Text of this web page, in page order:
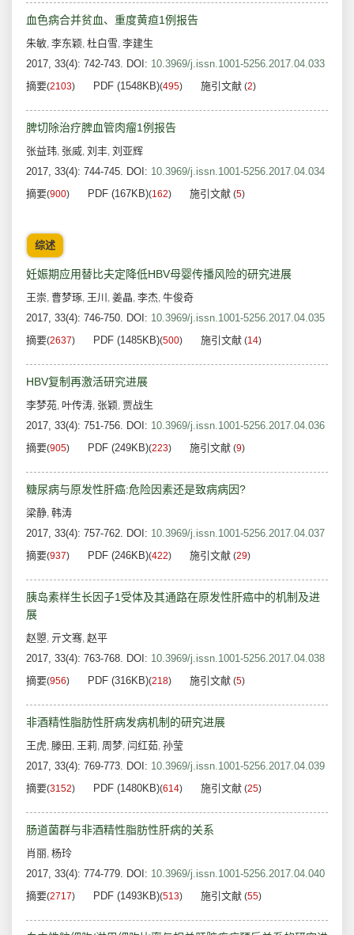
血色病合并贫血、重度黄疸1例报告
朱敏, 李东颖, 杜白雪, 李建生
2017, 33(4): 742-743. DOI: 10.3969/j.issn.1001-5256.2017.04.033
摘要(2103) PDF (1548KB)(495) 施引文献 (2)
脾切除治疗脾血管肉瘤1例报告
张益玮, 张威, 刘丰, 刘亚辉
2017, 33(4): 744-745. DOI: 10.3969/j.issn.1001-5256.2017.04.034
摘要(900) PDF (167KB)(162) 施引文献 (5)
综述
妊娠期应用替比夫定降低HBV母婴传播风险的研究进展
王崇, 曹梦琢, 王川 , 姜晶, 李杰, 牛俊奇
2017, 33(4): 746-750. DOI: 10.3969/j.issn.1001-5256.2017.04.035
摘要(2637) PDF (1485KB)(500) 施引文献 (14)
HBV复制再激活研究进展
李梦苑, 叶传涛, 张颖, 贾战生
2017, 33(4): 751-756. DOI: 10.3969/j.issn.1001-5256.2017.04.036
摘要(905) PDF (249KB)(223) 施引文献 (9)
糖尿病与原发性肝癌:危险因素还是致病病因?
梁静, 韩涛
2017, 33(4): 757-762. DOI: 10.3969/j.issn.1001-5256.2017.04.037
摘要(937) PDF (246KB)(422) 施引文献 (29)
胰岛素样生长因子1受体及其通路在原发性肝癌中的机制及进
展
赵曌, 亓文骞, 赵平
2017, 33(4): 763-768. DOI: 10.3969/j.issn.1001-5256.2017.04.038
摘要(956) PDF (316KB)(218) 施引文献 (5)
非酒精性脂肪性肝病发病机制的研究进展
王虎, 滕田 , 王莉, 周梦, 闫红茹, 孙莹
2017, 33(4): 769-773. DOI: 10.3969/j.issn.1001-5256.2017.04.039
摘要(3152) PDF (1480KB)(614) 施引文献 (25)
肠道菌群与非酒精性脂肪性肝病的关系
肖丽, 杨玲
2017, 33(4): 774-779. DOI: 10.3969/j.issn.1001-5256.2017.04.040
摘要(2717) PDF (1493KB)(513) 施引文献 (55)